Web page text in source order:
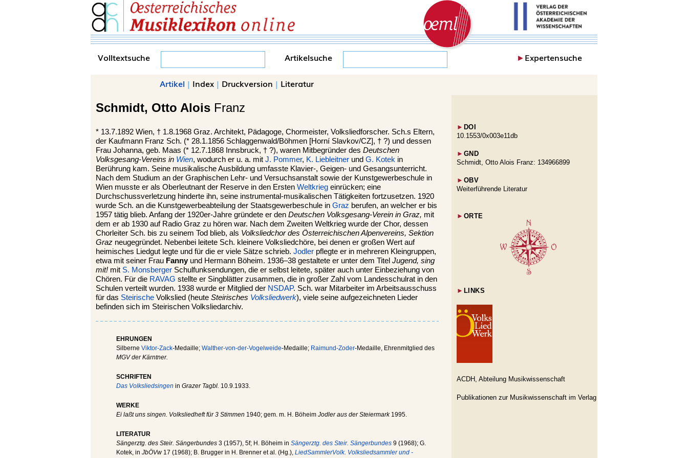
Volltextsuche Artikelsuche ►Expertensuche
Artikel | Index | Druckversion | Literatur
Schmidt, Otto Alois Franz
* 13.7.1892 Wien, † 1.8.1968 Graz. Architekt, Pädagoge, Chormeister, Volksliedforscher. Sch.s Eltern,
der Kaufmann Franz Sch. (* 28.1.1856 Schlaggenwald/Böhmen [Horní Slavkov/CZ], † ?) und dessen
Frau Johanna, geb. Maas (* 12.7.1868 Innsbruck, † ?), waren Mitbegründer des Deutschen
Volksgesang-Vereins in Wien, wodurch er u. a. mit J. Pommer, K. Liebleitner und G. Kotek in
Berührung kam. Seine musikalische Ausbildung umfasste Klavier-, Geigen- und Gesangsunterricht.
Nach dem Studium an der Graphischen Lehr- und Versuchsanstalt sowie der Kunstgewerbeschule in
Wien musste er als Oberleutnant der Reserve in den Ersten Weltkrieg einrücken; eine
Durchschussverletzung hinderte ihn, seine instrumental-musikalischen Tätigkeiten fortzusetzen. 1920
wurde Sch. an die Kunstgewerbeabteilung der Staatsgewerbeschule in Graz berufen, an welcher er bis
1957 tätig blieb. Anfang der 1920er-Jahre gründete er den Deutschen Volksgesang-Verein in Graz, mit
dem er ab 1930 auf Radio Graz zu hören war. Nach dem Zweiten Weltkrieg wurde der Chor, dessen
Chorleiter Sch. bis zu seinem Tod blieb, als Volksliedchor des Österreichischen Alpenvereins, Sektion
Graz neugegründet. Nebenbei leitete Sch. kleinere Volksliedchöre, bei denen er großen Wert auf
heimisches Liedgut legte und für die er viele Sätze schrieb. Jodler pflegte er in mehreren Kleingruppen,
etwa mit seiner Frau Fannyund Hermann Böheim. 1936–38 gestaltete er unter dem Titel Jugend, sing
mit! mit S. Monsberger Schulfunksendungen, die er selbst leitete, später auch unter Einbeziehung von
Chören. Für die RAVAG stellte er Singblätter zusammen, die in großer Zahl vom Landesschulrat in den
Schulen verteilt wurden. 1938 wurde er Mitglied der NSDAP. Sch. war Mitarbeiter im Arbeitsausschuss
für das Steirische Volkslied (heute Steirisches Volksliedwerk), viele seine aufgezeichneten Lieder
befinden sich im Steirischen Volksliedarchiv.
EHRUNGEN
Silberne Viktor-Zack-Medaille; Walther-von-der-Vogelweide-Medaille; Raimund-Zoder-Medaille, Ehrenmitglied des
MGV der Kärntner.
SCHRIFTEN
Das Volksliedsingen in Grazer Tagbl. 10.9.1933.
WERKE
Ei laßt uns singen. Volksliedheft für 3 Stimmen 1940; gem. m. H. Böheim Jodler aus der Steiermark1995.
LITERATUR
Sängerztg. des Steir. Sängerbundes 3 (1957), 5f; H. Böheim in Sängerztg. des Steir. Sängerbundes 9 (1968); G.
Kotek, in JbÖVw17 (1968); B. Brugger in H. Brenner et al. (Hg.), LiedSammlerVolk. Volksliedsammler und -
► DOI
10.1553/0x003e11db
► GND
Schmidt, Otto Alois Franz: 134966899
► OBV
Weiterführende Literatur
► ORTE
► LINKS
ACDH, Abteilung Musikwissenschaft
Publikationen zur Musikwissenschaft im Verlag